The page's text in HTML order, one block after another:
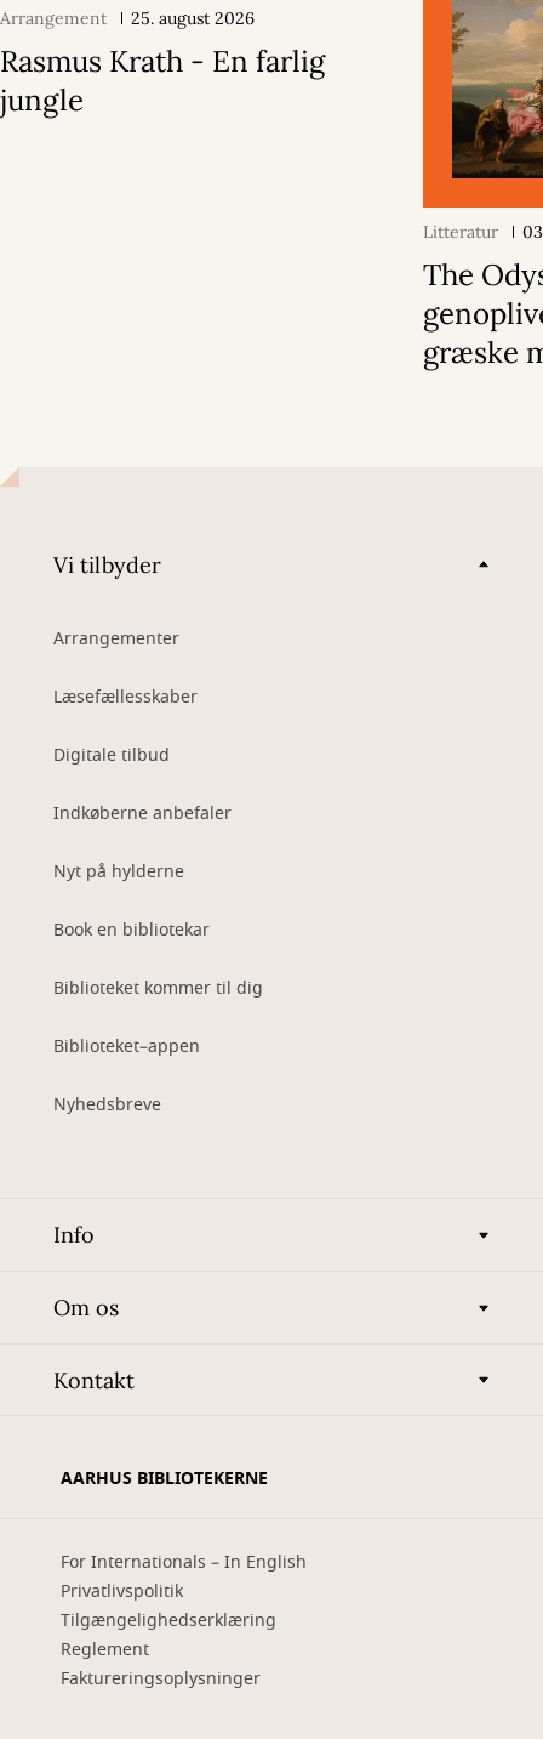
Arrangement 25. august 2026
Rasmus Krath - En farlig
jungle
Litteratur
The
græske
Vi tilbyder
Arrangementer
Læsefællesskaber
Digitale tilbud
Indkøberne anbefaler
Nyt på hylderne
Book en bibliotekar
Biblioteket kommer til dig
Biblioteket–appen
Nyhedsbreve
Info
Om os
Kontakt
AARHUS BIBLIOTEKERNE
For Internationals – In English
Privatlivspolitik
Tilgængelighedserklæring
Reglement
Faktureringsoplysninger